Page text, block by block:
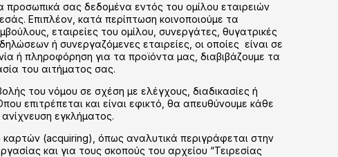
σας δεδομένα εντός του ομίλου εταιρειών
Επιπλέον, κατά περίπτωση κοινοποιούμε τα
εταιρείες του ομίλου, συνεργάτες, θυγατρικές
ή συνεργαζόμενες εταιρείες, οι οποίες είναι σε
ή πληροφόρηση για τα προϊόντα μας, διαβιβάζουμε τα
του αιτήματος σας.
του νόμου σε σχέση με ελέγχους, διαδικασίες ή
επιτρέπεται και είναι εφικτό, θα απευθύνουμε κάθε
εγκλήματος.
(acquiring), όπως αναλυτικά περιγράφεται στην
και για τους σκοπούς του αρχείου “Τειρεσίας